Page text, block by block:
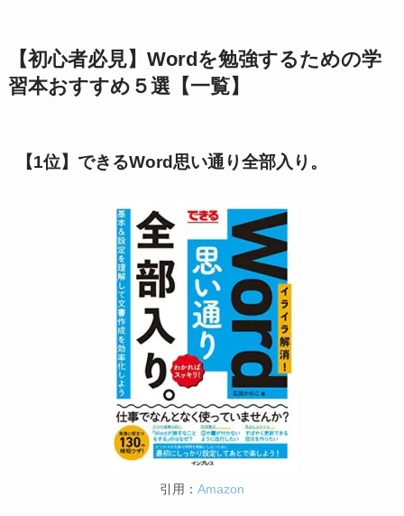
【初心者必見】Wordを勉強するための学
習本おすすめ５選 【一覧】
【1位】できるWord思い通り全部入り。
引用： Amazon